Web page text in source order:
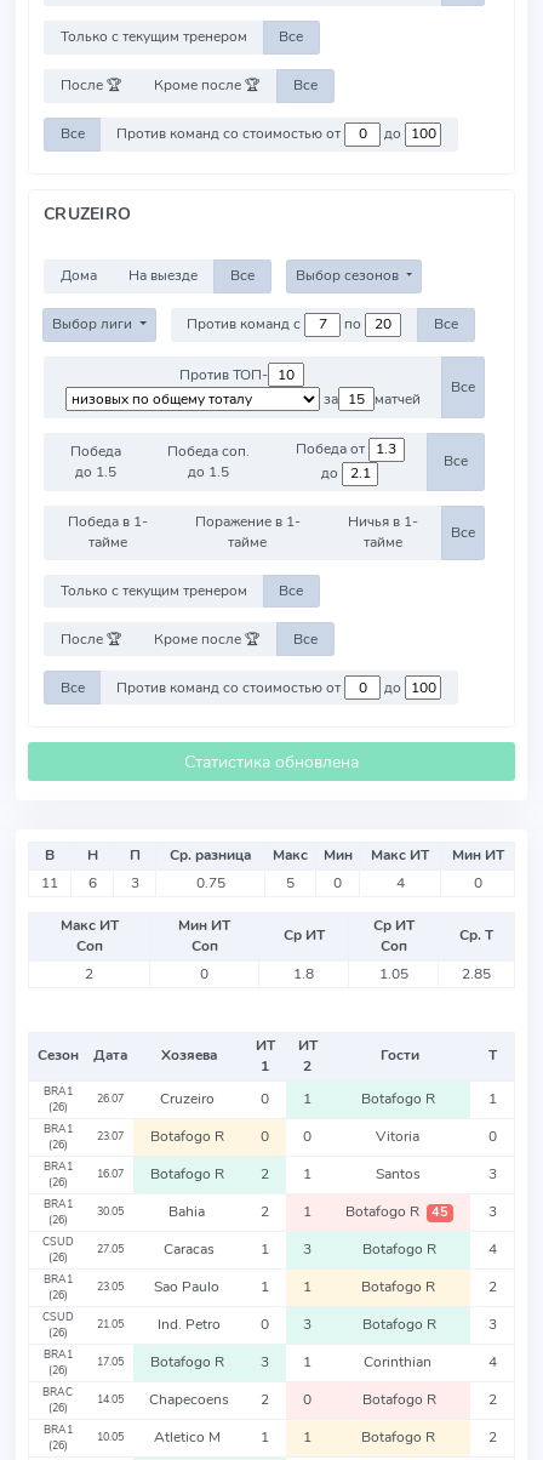
Только с текущим тренером Все
После 🏆 Кроме после 🏆 Все
Все Против команд со стоимостью от до
CRUZEIRO
Дома На выезде Все Выбор сезонов
Выбор лиги Против команд с по Все
Против ТОП-
за
матчей
Все
Победа
до 1.5
Победа соп.
до 1.5
Победа от
до
Все
Победа в 1-
тайме
Поражение в 1-
тайме
Ничья в 1-
тайме
Все
Только с текущим тренером Все
После 🏆 Кроме после 🏆 Все
Все Против команд со стоимостью от до
Статистика обновлена
В Н П Ср. разница Макс Мин Макс ИТ
Мин ИТ
11
6 3 0.75 5 0 4 0
Макс ИТ
Соп
Мин ИТ
Соп
Ср ИТ
Ср ИТ
Соп
Ср. Т
2
0 1.8 1.05 2.85
Сезон Дата Хозяева
ИТ
1
ИТ
2
Гости Т
BRA1
(26)
26.07 Cruzeiro 0 1 Botafogo R 1
BRA1
(26)
23.07 Botafogo R 0 0 Vitoria 0
BRA1
(26)
16.07 Botafogo R 2 1 Santos 3
BRA1
(26)
30.05 Bahia 2 1 Botafogo R 45 3
CSUD
(26)
27.05 Caracas 1 3 Botafogo R 4
BRA1
(26)
23.05 Sao Paulo 1 1 Botafogo R 2
CSUD
(26)
21.05 Ind. Petro 0 3 Botafogo R 3
BRA1
(26)
17.05 Botafogo R 3 1 Corinthian 4
BRAC
(26)
14.05 Chapecoens 2 0 Botafogo R 2
BRA1
(26)
10.05 Atletico M 1 1 Botafogo R 2